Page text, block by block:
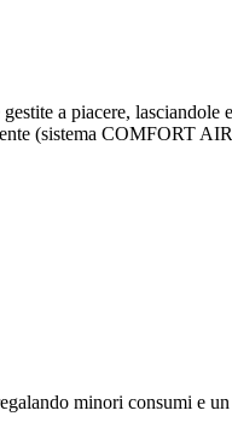
a piacere, lasciandole
(sistema COMFORT
minori consumi e